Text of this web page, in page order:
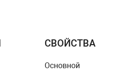
СВОЙСТВА
Основной